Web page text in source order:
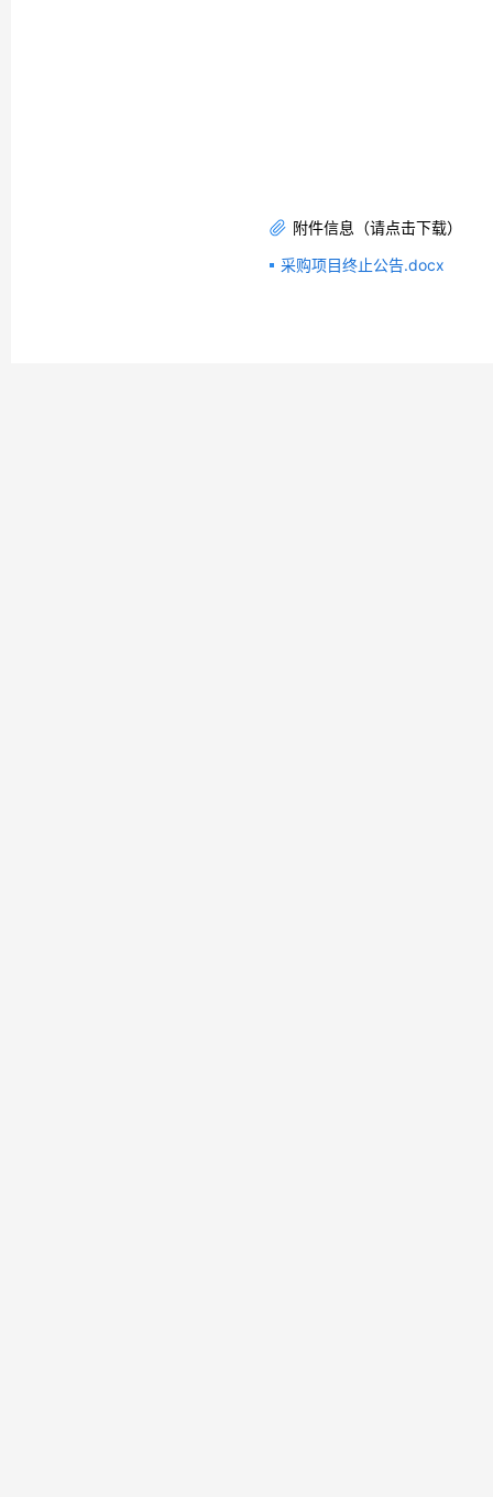
附件信息（请点击下载）
采购项目终止公告.docx